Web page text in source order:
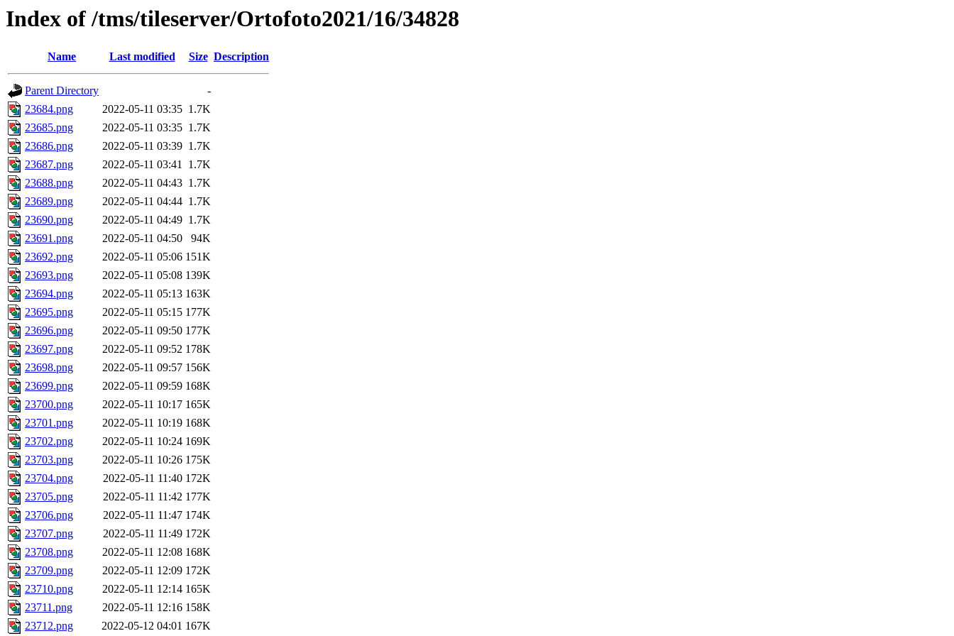
Index of /tms/tileserver/Ortofoto2021/16/34828
Name Last modified Size Description
Parent Directory
-
23684.png
2022-05-11 03:35 1.7K
23685.png
2022-05-11 03:35 1.7K
23686.png
2022-05-11 03:39 1.7K
23687.png
2022-05-11 03:41 1.7K
23688.png
2022-05-11 04:43 1.7K
23689.png
2022-05-11 04:44 1.7K
23690.png
2022-05-11 04:49 1.7K
23691.png
2022-05-11 04:50
94K
23692.png
2022-05-11 05:06 151K
23693.png
2022-05-11 05:08 139K
23694.png
2022-05-11 05:13 163K
23695.png
2022-05-11 05:15 177K
23696.png
2022-05-11 09:50 177K
23697.png
2022-05-11 09:52 178K
23698.png
2022-05-11 09:57 156K
23699.png
2022-05-11 09:59 168K
23700.png
2022-05-11 10:17 165K
23701.png
2022-05-11 10:19 168K
23702.png
2022-05-11 10:24 169K
23703.png
2022-05-11 10:26 175K
23704.png
2022-05-11 11:40 172K
23705.png
2022-05-11 11:42 177K
23706.png
2022-05-11 11:47 174K
23707.png
2022-05-11 11:49 172K
23708.png
2022-05-11 12:08 168K
23709.png
2022-05-11 12:09 172K
23710.png
2022-05-11 12:14 165K
23711.png
2022-05-11 12:16 158K
23712.png
2022-05-12 04:01 167K